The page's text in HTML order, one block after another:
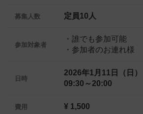
募集人数 定員10人
参加対象者
・誰でも参加可能
・参加者のお連れ様
日時
2026年1月11日（日）
09:30～20:00
費用 ¥ 1,500